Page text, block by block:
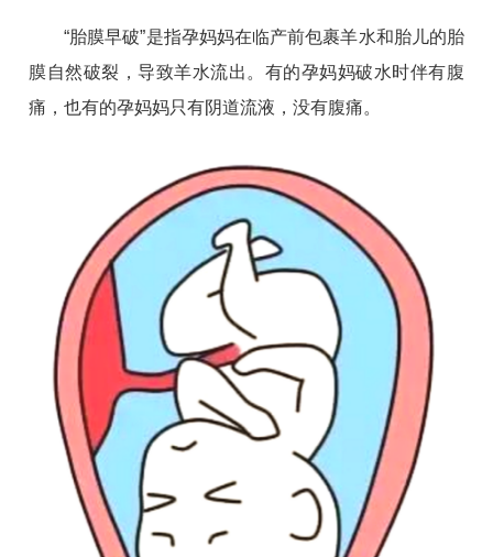
“胎膜早破”是指孕妈妈在临产前包裹羊水和胎儿的胎
膜自然破裂，导致羊水流出。有的孕妈妈破水时伴有腹
痛，也有的孕妈妈只有阴道流液，没有腹痛。